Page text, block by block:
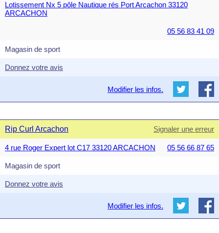
Lotissement Nx 5 pôle Nautique rés Port Arcachon 33120
ARCACHON
05 56 83 41 09
Magasin de sport
Donnez votre avis
Modifier les infos.
Rip Curl Arcachon Signaler une erreur
4 rue Roger Expert lot C17 33120 ARCACHON 05 56 66 87 65
Magasin de sport
Donnez votre avis
Modifier les infos.